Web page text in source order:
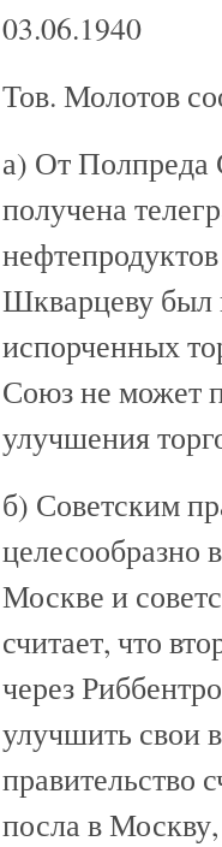
03.06.1940
Тов. Молотов
а) От Полпреда
получена
Шкварцеву был
испорченных
Союз не может
улучшения
б) Советским
целесообразно
Москве и
считает, что
через
улучшить свои
правительство
посла в